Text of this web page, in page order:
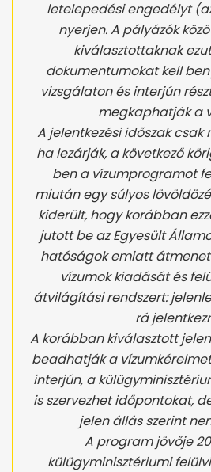
letelepedési engedélyt
nyerjen. A pályázók
kiválasztottaknak
dokumentumokat kell
vizsgálaton és interjún
megkaphatják a
A jelentkezési időszak
ha lezárják, a következő
ben a vízumprogramot
miután egy súlyos
kiderült, hogy korábban
jutott be az Egyesült
hatóságok emiatt
vízumok kiadását és
átvilágítási rendszert:
rá
A korábban kiválasztott
beadhatják a
interjún, a
is szervezhet időpontokat,
jelen állás szerint
A program jövője
külügyminisztériumi